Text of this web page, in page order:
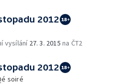
2012
vysílání 27. 3. 2015 na ČT2
2012
soiré